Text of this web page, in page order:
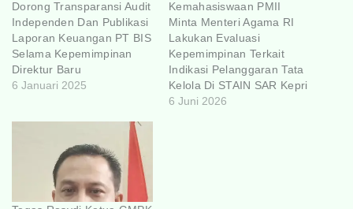
Dorong Transparansi Audit
Independen Dan Publikasi
Laporan Keuangan PT BIS
Selama Kepemimpinan
Direktur Baru
6 Januari 2025
Kemahasiswaan PMII
Minta Menteri Agama RI
Lakukan Evaluasi
Kepemimpinan Terkait
Indikasi Pelanggaran Tata
Kelola Di STAIN SAR Kepri
6 Juni 2026